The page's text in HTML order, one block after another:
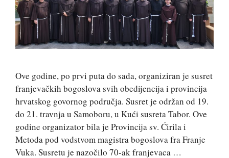
Ove godine, po prvi puta do sada, organiziran je susret
franjevačkih bogoslova svih obedijencija i provincija
hrvatskog govornog područja. Susret je održan od 19.
do 21. travnja u Samoboru, u Kući susreta Tabor. Ove
godine organizator bila je Provincija sv. Ćirila i
Metoda pod vodstvom magistra bogoslova fra Franje
Vuka. Susretu je nazočilo 70-ak franjevaca …